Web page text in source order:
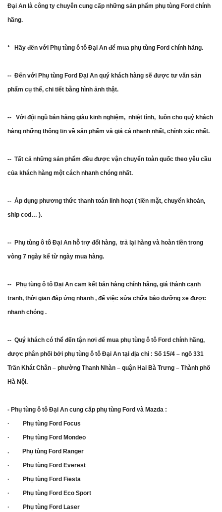
Đại An là công ty chuyên cung cấp những sản phẩm phụ tùng Ford chính
hãng.
* Hãy đến với Phụ tùng ô tô Đại An để mua phụ tùng Ford chính hãng.
-- Đến với Phụ tùng Ford Đại An quý khách hàng sẽ được tư vấn sản
phẩm cụ thể, chi tiết bằng hình ảnh thật.
-- Với đội ngũ bán hàng giàu kinh nghiệm, nhiệt tình, luôn cho quý khách
hàng những thông tin về sản phẩm và giá cả nhanh nhất, chính xác nhất.
-- Tất cả những sản phẩm đều được vận chuyển toàn quốc theo yêu cầu
của khách hàng một cách nhanh chóng nhất.
-- Áp dụng phương thức thanh toán linh hoạt ( tiền mặt, chuyển khoản,
ship cod… ).
-- Phụ tùng ô tô Đại An hỗ trợ đổi hàng, trả lại hàng và hoàn tiền trong
vòng 7 ngày kể từ ngày mua hàng.
-- Phụ tùng ô tô Đại An cam kết bán hàng chính hãng, giá thành cạnh
tranh, thời gian đáp ứng nhanh , để việc sửa chữa bảo dưỡng xe được
nhanh chóng .
-- Quý khách có thể đến tận nơi để mua phụ tùng ô tô Ford chính hãng,
được phân phối bởi phụ tùng ô tô Đại An tại địa chỉ : Số 15/4 – ngõ 331
Trần Khát Chân – phường Thanh Nhàn – quận Hai Bà Trưng – Thành phố
Hà Nội.
- Phụ tùng ô tô Đại An cung cấp phụ tùng Ford và Mazda :
· Phụ tùng Ford Focus
· Phụ tùng Ford Mondeo
. Phụ tùng Ford Ranger
· Phụ tùng Ford Everest
· Phụ tùng Ford Fiesta
· Phụ tùng Ford Eco Sport
· Phụ tùng Ford Laser